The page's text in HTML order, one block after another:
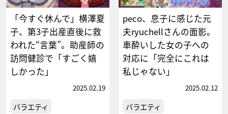
「今すぐ休んで」横澤夏
子、第3子出産直後に救
われた“言葉”。助産師の
訪問健診で「すごく嬉
しかった」
2025.02.19
バラエティ
peco、息子に感じた元
夫ryuchellさんの面影。
車酔いした女の子への
対応に「完全にこれは
私じゃない」
2025.02.12
バラエティ